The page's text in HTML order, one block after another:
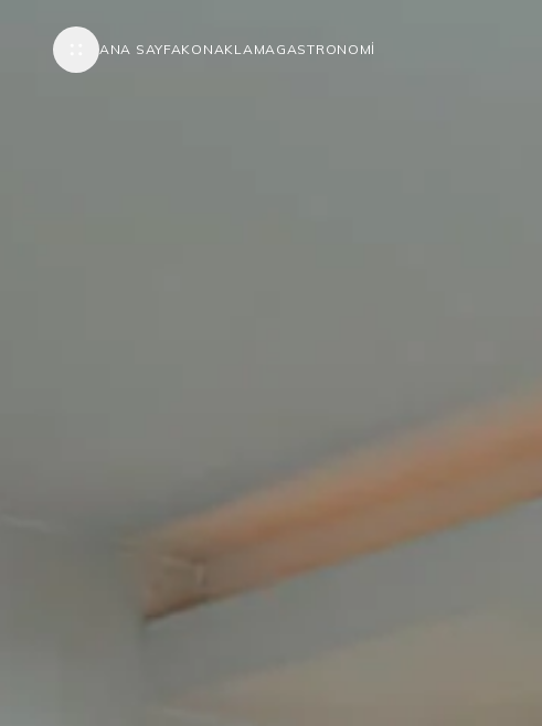
ANA SAYFAKONAKLAMAGASTRONOMI